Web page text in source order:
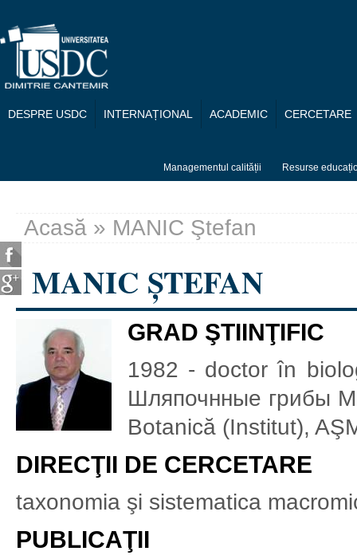
DESPRE USDC INTERNAȚIONAL ACADEMIC CERCETARE
Managementul calității Resurse
Eşti aici
Acasă » MANIC Ştefan
MANIC ŞTEFAN
GRAD ŞTIINŢIFIC
1982 - doctor în
Шляпочнные грибы
Botanică (Institut),
DIRECŢII DE CERCETARE
taxonomia şi sistematica
PUBLICAŢII